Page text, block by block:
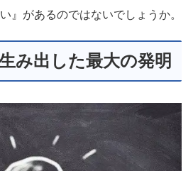
』があるのではないでしょうか。
み出した最大の発明